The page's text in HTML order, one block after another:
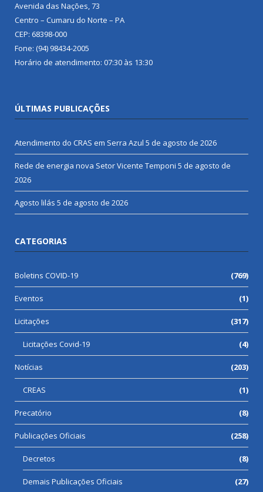
Avenida das Nações, 73
Centro – Cumaru do Norte – PA
CEP: 68398-000
Fone: (94) 98434-2005
Horário de atendimento: 07:30 às 13:30
ÚLTIMAS PUBLICAÇÕES
Atendimento do CRAS em Serra Azul 5 de agosto de 2026
Rede de energia nova Setor Vicente Temponi 5 de agosto de
2026
Agosto lilás 5 de agosto de 2026
CATEGORIAS
Boletins COVID-19 (769)
Eventos (1)
Licitações (317)
Licitações Covid-19 (4)
Notícias (203)
CREAS (1)
Precatório (8)
Publicações Oficiais (258)
Decretos (8)
Demais Publicações Oficiais (27)